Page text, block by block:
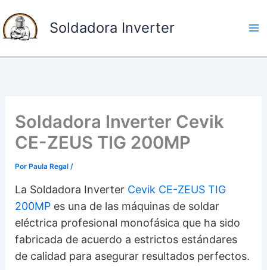
Soldadora Inverter
Soldadora Inverter Cevik
CE-ZEUS TIG 200MP
Por Paula Regal/
La Soldadora Inverter Cevik CE-ZEUS TIG
200MP es una de las máquinas de soldar
eléctrica profesional monofásica que ha sido
fabricada de acuerdo a estrictos estándares
de calidad para asegurar resultados perfectos.